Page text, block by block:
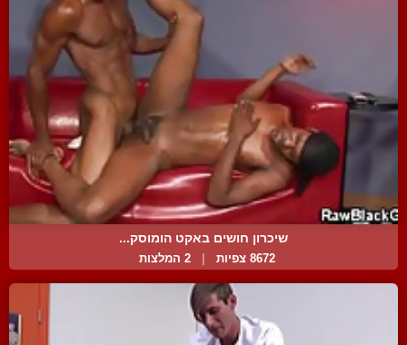
שיכרון חושים באקט הומוסק...
8672 צפיות 2 המלצות